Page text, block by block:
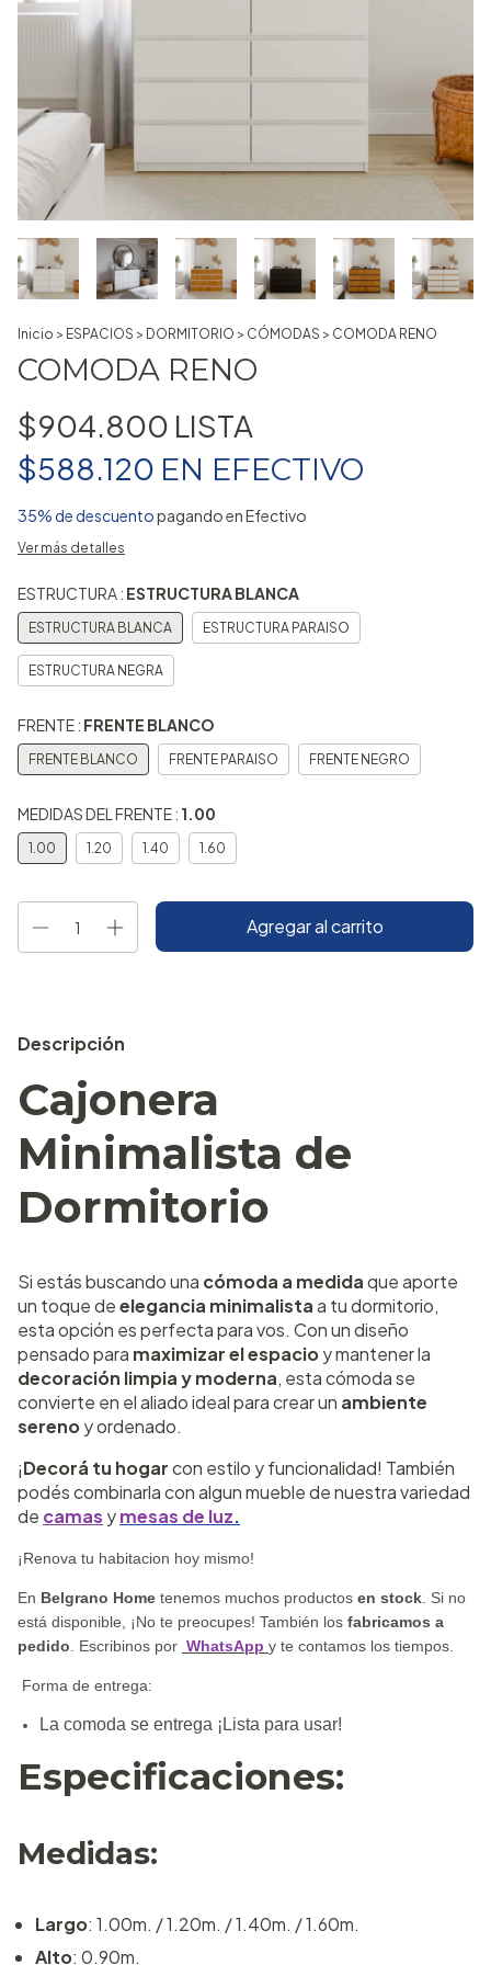
Inicio > ESPACIOS > DORMITORIO > CÓMODAS > COMODA RENO
COMODA RENO
$904.800
$588.120 EN EFECTIVO
35% de descuentopagando en Efectivo
Ver más detalles
ESTRUCTURA : ESTRUCTURA BLANCA
ESTRUCTURA BLANCA ESTRUCTURA PARAISO
ESTRUCTURA NEGRA
FRENTE : FRENTE BLANCO
FRENTE BLANCO FRENTE PARAISO FRENTE NEGRO
MEDIDAS DEL FRENTE : 1.00
1.00 1.20 1.40 1.60
Descripción
Cajonera
Minimalista de
Dormitorio
Si estás buscando una cómoda a medidaque aporte
un toque deelegancia minimalistaa tu dormitorio,
esta opción es perfecta para vos. Con un diseño
pensado para maximizar el espacioy mantener la
decoración limpia y moderna, esta cómoda se
convierte en el aliado ideal para crear un ambiente
serenoy ordenado.
¡Decorá tu hogarcon estilo y funcionalidad! También
podés combinarla con algun mueble de nuestra variedad
de camas ymesas de luz.
¡Renova tu habitacion hoy mismo!
En Belgrano Home tenemos muchos productos en stock . Si no
está disponible, ¡No te preocupes! También los fabricamos a
pedido . Escribinos por WhatsApp y te contamos los tiempos.
Forma de entrega:
La comoda se entrega ¡Lista para usar!
Especificaciones:
Medidas:
Largo: 1.00m. / 1.20m. / 1.40m. / 1.60m.
Alto: 0.90m.